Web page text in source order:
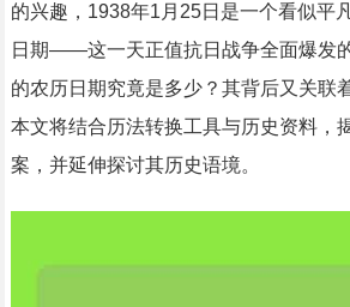
的兴趣，1938年1月25日是一个看似平
日期——这一天正值抗日战争全面爆发
的农历日期究竟是多少？其背后又关联
本文将结合历法转换工具与历史资料，
案，并延伸探讨其历史语境。